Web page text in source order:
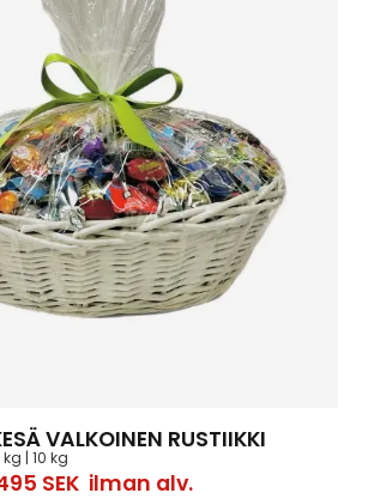
VALKOINEN RUSTIIKKI
| 10 kg
SEKilman alv.